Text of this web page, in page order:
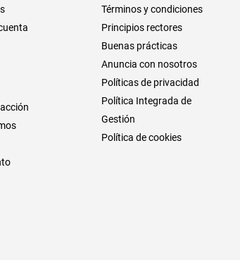
Términos y condiciones
Principios rectores
Buenas prácticas
Anuncia con nosotros
Políticas de privacidad
Política Integrada de
Gestión
Política de cookies